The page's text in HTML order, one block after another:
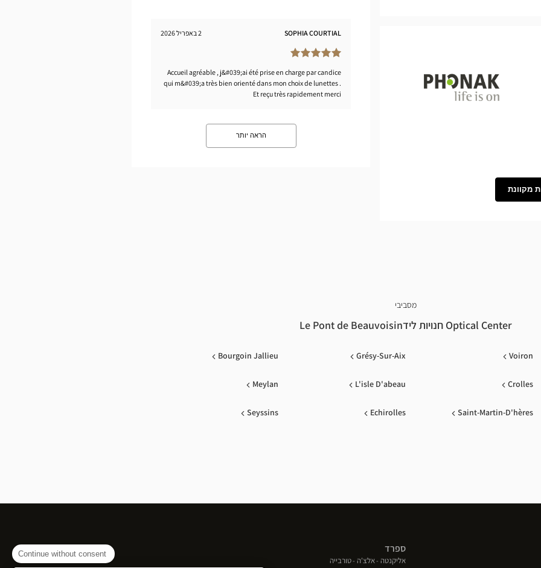
Continue without consent
מקוונת
SOPHIA COURTIAL 2 באפריל 2026
Accueil agréable , j&#039;ai été prise en charge par candice
qui m&#039;a très bien orienté dans mon choix de lunettes .
Et reçu très rapidement merci
הראה יותר
מסביבי
Optical Center חנויות לידLe Pont de Beauvoisin
Voiron
Grésy-Sur-Aix
Bourgoin Jallieu
Crolles
L'isle D'abeau
Meylan
Saint-Martin-D'hères
Echirolles
Seyssins
ספרד
אליקנטה(פתח
אלצ'ה(פתח
טורבייה(פתח